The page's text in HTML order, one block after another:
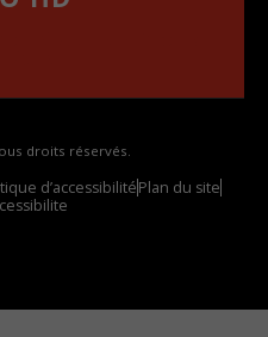
droits réservés.
d’accessibilitéPlan du site